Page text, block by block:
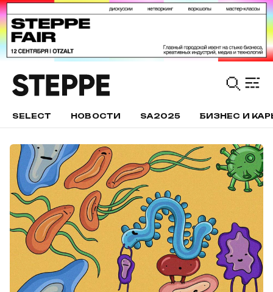
SELECT НОВОСТИ SA2025 БИЗНЕС И